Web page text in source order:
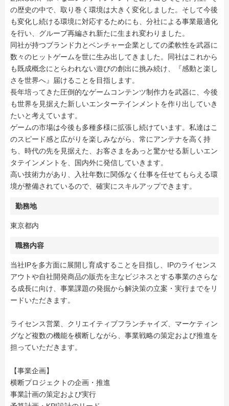
の歴史の中で、取り巻く環境は大きく変化しました。そして今後
も変化し続ける環境に対応するためにも、分社による事業最適化
を行い、グループ再編され新たに生まれ変わりました。
同社が持つブランド力とベンチャー企業としての柔軟性を武器に
数々のヒットゲームを世に生み出してきました。同社はこれから
も既成概念にとらわれない遊びの創出に挑み続け、『感動と楽し
さを世界へ』届けることを目指します。
長年培ってきた圧倒的なゲームコンテンツ制作力を武器に、今後
も世界を見据えた新しいエンターテインメントを作り出していき
たいと考えています。
ゲームの市場は今後も多種多様に拡張し続けています。私達はこ
のスピード感と広がりを楽しみながら、常にアンテナを高く持
ち、時代の先を見据えた、お客さまをあっと驚かせる新しいエン
タテインメントを、国内外に発信していきます。
高い技術力があり、入社年数に関係なく仕事を任せてもらえる環
境が整備されているので、確実にスキルアップできます。
勤務地
東京都内
職務内容
当社IPを多方面に展開し育成することを目指し、IPのライセンス
アウトや自社開発商品の販売を主なビジネスとする事業のさらな
る成長に向け、事業課題の発掘から解決策の立案・実行までをリ
ードいただきます。
ライセンス営業、クリエイティブフランチャイズ、マーケティン
グなど複数の機能を横断しながら、事業戦略の策定および推進を
担っていただきます。
【事業企画】
横断プロジェクトの企画・推進
事業計画の策定および実行